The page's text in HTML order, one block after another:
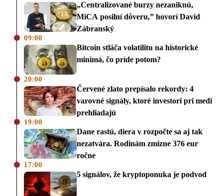
„Centralizované burzy nezaniknú,
MiCA posilní dôveru,” hovorí David
Zábranský
09:00
Bitcoin stláča volatilitu na historické
minimá, čo príde potom?
20:00
Červené zlato prepísalo rekordy: 4
varovné signály, ktoré investori pri medi
prehliadajú
19:00
Dane rastú, diera v rozpočte sa aj tak
nezatvára. Rodinám zmizne 376 eur
ročne
17:00
5 signálov, že kryptoponuka je podvod